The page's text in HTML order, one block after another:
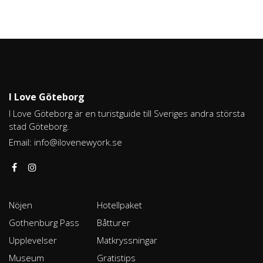
I Love Göteborg
I Love Göteborg är en turistguide till Sveriges andra största
stad Göteborg.
Email: info@ilovenewyork.se
Nöjen
Gothenburg Pass
Upplevelser
Museum
Hotellpaket
Båtturer
Matkryssningar
Gratistips